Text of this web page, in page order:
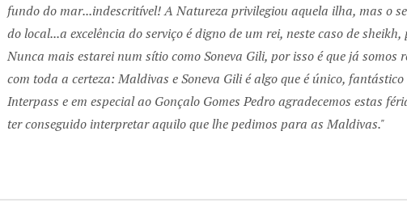
fundo do mar...indescritível! A Natureza privilegiou aquela ilha, mas o
do local...a excelência do serviço é digno de um rei, neste caso de
Nunca mais estarei num sítio como Soneva Gili, por isso é que já somos
com toda a certeza: Maldivas e Soneva Gili é algo que é único,
Interpass e em especial ao Gonçalo Gomes Pedro agradecemos estas
ter conseguido interpretar aquilo que lhe pedimos para as Maldivas.